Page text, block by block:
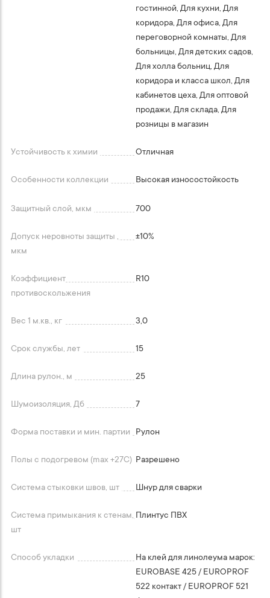
гостинной, Для кухни, Для
коридора, Для офиса, Для
переговорной комнаты, Для
больницы, Для детских садов,
Для холла больниц, Для
коридора и класса школ, Для
кабинетов цеха, Для оптовой
продажи, Для склада, Для
розницы в магазин
Устойчивость к химии Отличная
Особенности коллекции Высокая износостойкость
Защитный слой, мкм 700
Допуск неровноты защиты ,
мкм
+-10%
Коэффициент
противоскольжения
R10
Вес 1 м.кв., кг 3,0
Срок службы, лет 15
Длина рулон., м 25
Шумоизоляция, Дб 7
Форма поставки и мин. партии Рулон
Полы с подогревом (max +27C) Разрешено
Система стыковки швов, шт Шнур для сварки
Система примыкания к стенам,
шт
Плинтус ПВХ
Способ укладки
На клей для линолеума марок:
EUROBASE 425 / EUROPROF
522 контакт / EUROPROF 521